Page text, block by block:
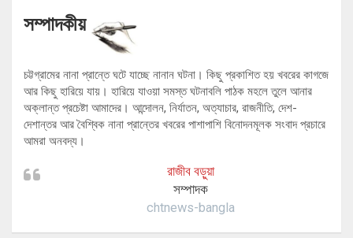
সম্পাদকীয়
চট্টগ্রামের নানা প্রান্তে ঘটে যাচ্ছে নানান ঘটনা। কিছু প্রকাশিত হয় খবরের কাগজে
আর কিছু হারিয়ে যায়। হারিয়ে যাওয়া সমস্ত ঘটনাবলি পাঠক মহলে তুলে আনার
অক্লান্ত প্রচেষ্টা আমাদের। আন্দোলন, নির্যাতন, অত্যাচার, রাজনীতি, দেশ-
দেশান্তর আর বৈশ্বিক নানা প্রান্তের খবরের পাশাপাশি বিনোদনমূলক সংবাদ প্রচারে
আমরা অনবদ্য।
রাজীব বড়ুয়া
সম্পাদক
chtnews-bangla